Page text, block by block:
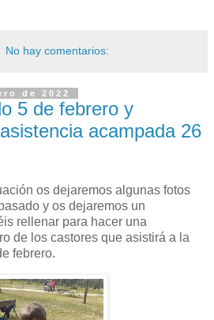
No hay comentarios:
de 2022
5 de febrero y
acampada 26
os dejaremos algunas fotos
y os dejaremos un
rellenar para hacer una
de los castores que asistirá a la
febrero.